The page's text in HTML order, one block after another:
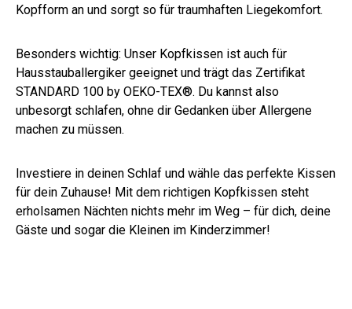
Kopfform an und sorgt so für traumhaften Liegekomfort.
Besonders wichtig: Unser Kopfkissen ist auch für
Hausstauballergiker geeignet und trägt das Zertifikat
STANDARD 100 by OEKO-TEX®. Du kannst also
unbesorgt schlafen, ohne dir Gedanken über Allergene
machen zu müssen.
Investiere in deinen Schlaf und wähle das perfekte Kissen
für dein Zuhause! Mit dem richtigen Kopfkissen steht
erholsamen Nächten nichts mehr im Weg – für dich, deine
Gäste und sogar die Kleinen im Kinderzimmer!